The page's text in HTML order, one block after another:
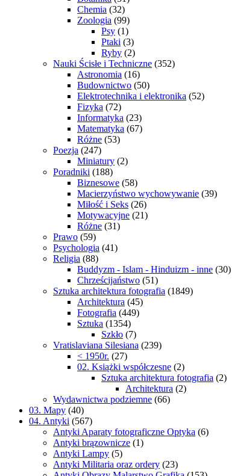
Chemia (32)
Zoologia (99)
Psy (1)
Ptaki (3)
Ryby (2)
Nauki Ścisłe i Techniczne (352)
Astronomia (16)
Budownictwo (50)
Elektrotechnika i elektronika (52)
Fizyka (72)
Informatyka (23)
Matematyka (67)
Różne (53)
Poezja (247)
Miniatury (2)
Poradniki (188)
Biznesowe (58)
Macierzyństwo wychowywanie (39)
Miłość i Seks (26)
Motywacyjne (21)
Różne (31)
Prawo (59)
Psychologia (41)
Religia (88)
Buddyzm - Islam - Hinduizm - inne (30)
Chrześcijaństwo (51)
Sztuka architektura fotografia (1849)
Architektura (45)
Fotografia (449)
Sztuka (1354)
Szkło (7)
Vratislaviana Silesiana (239)
< 1950r. (27)
02. Książki współczesne (2)
Sztuka architektura fotografia (2)
Architektura (2)
Wydawnictwa podziemne (66)
03. Mapy (40)
04. Antyki (567)
Antyki Aparaty fotograficzne Optyka (6)
Antyki brązownicze (1)
Antyki Lampy (5)
Antyki Militaria oraz ordery (23)